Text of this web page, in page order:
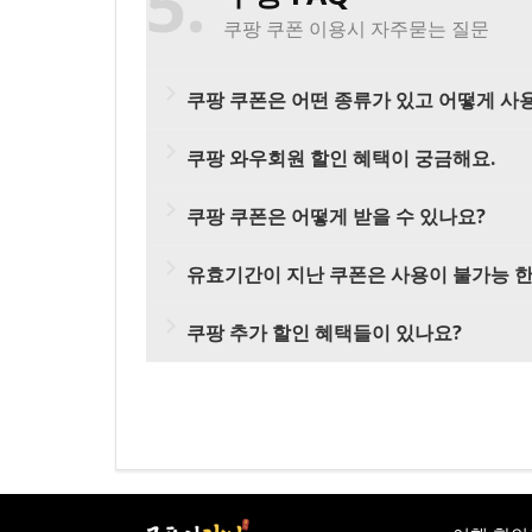
쿠팡 쿠폰 이용시 자주묻는 질문
쿠팡 쿠폰은 어떤 종류가 있고 어떻게 사
쿠폰의달인 웹사이트 내에서 '할인코드
저장된 쿠폰은 주문/최종 결제 페이지에
쿠폰의 달인 에서 쿠팡 쿠폰 정보를 취합
쿠팡 와우회원 할인 혜택이 궁금해요.
다양한 할인 혜택이 있지만 주요 혜택으로
그 외 쿠팡 플레이(OTT) 무료, 쿠팡이츠
쿠팡 쿠폰은 어떻게 받을 수 있나요?
쿠폰의 달인에서 쿠팡 쿠폰을 정리하여
유효기간이 지난 쿠폰은 사용이 불가능
유효기간이 지난 유효하지 않은 할인쿠폰
쿠팡 추가 할인 혜택들이 있나요?